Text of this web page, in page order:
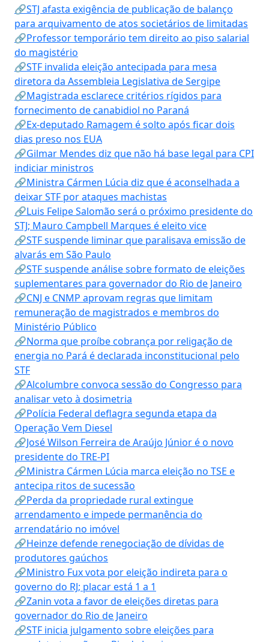
🔗STJ afasta exigência de publicação de balanço
para arquivamento de atos societários de limitadas
🔗Professor temporário tem direito ao piso salarial
do magistério
🔗STF invalida eleição antecipada para mesa
diretora da Assembleia Legislativa de Sergipe
🔗Magistrada esclarece critérios rígidos para
fornecimento de canabidiol no Paraná
🔗Ex-deputado Ramagem é solto após ficar dois
dias preso nos EUA
🔗Gilmar Mendes diz que não há base legal para CPI
indiciar ministros
🔗Ministra Cármen Lúcia diz que é aconselhada a
deixar STF por ataques machistas
🔗Luis Felipe Salomão será o próximo presidente do
STJ; Mauro Campbell Marques é eleito vice
🔗STF suspende liminar que paralisava emissão de
alvarás em São Paulo
🔗STF suspende análise sobre formato de eleições
suplementares para governador do Rio de Janeiro
🔗CNJ e CNMP aprovam regras que limitam
remuneração de magistrados e membros do
Ministério Público
🔗Norma que proíbe cobrança por religação de
energia no Pará é declarada inconstitucional pelo
STF
🔗Alcolumbre convoca sessão do Congresso para
analisar veto à dosimetria
🔗Polícia Federal deflagra segunda etapa da
Operação Vem Diesel
🔗José Wilson Ferreira de Araújo Júnior é o novo
presidente do TRE-PI
🔗Ministra Cármen Lúcia marca eleição no TSE e
antecipa ritos de sucessão
🔗Perda da propriedade rural extingue
arrendamento e impede permanência do
arrendatário no imóvel
🔗Heinze defende renegociação de dívidas de
produtores gaúchos
🔗Ministro Fux vota por eleição indireta para o
governo do RJ; placar está 1 a 1
🔗Zanin vota a favor de eleições diretas para
governador do Rio de Janeiro
🔗STF inicia julgamento sobre eleições para